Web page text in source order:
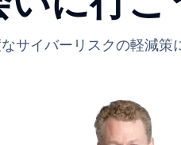
サイバーリスクの軽減策